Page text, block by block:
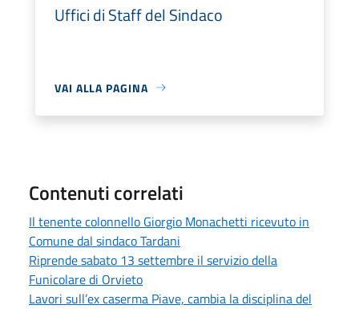
Uffici di Staff del Sindaco
VAI ALLA PAGINA
Contenuti correlati
Il tenente colonnello Giorgio Monachetti ricevuto in
Comune dal sindaco Tardani
Riprende sabato 13 settembre il servizio della
Funicolare di Orvieto
Lavori sull’ex caserma Piave, cambia la disciplina del